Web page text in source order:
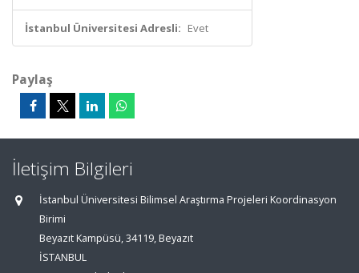
İstanbul Üniversitesi Adresli: Evet
Paylaş
İletişim Bilgileri
İstanbul Üniversitesi Bilimsel Araştırma Projeleri Koordinasyon
Birimi
Beyazıt Kampüsü, 34119, Beyazıt
İSTANBUL